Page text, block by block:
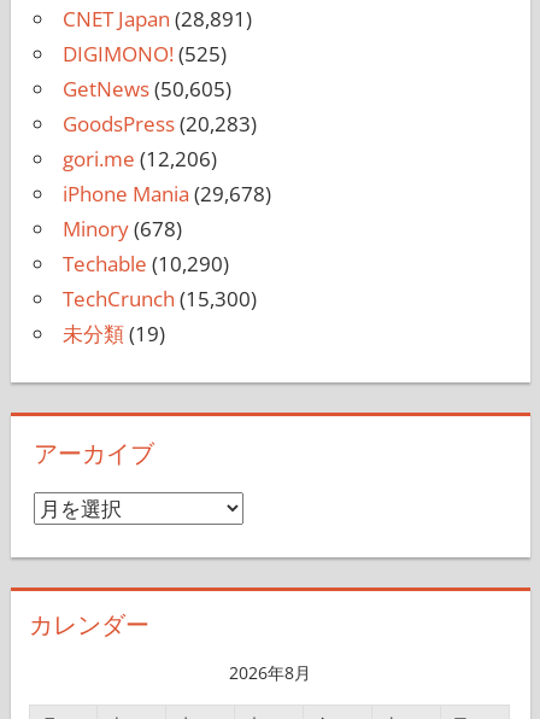
CNET Japan (28,891)
DIGIMONO!(525)
GetNews(50,605)
GoodsPress(20,283)
gori.me (12,206)
iPhone Mania (29,678)
Minory(678)
Techable (10,290)
TechCrunch (15,300)
未分類(19)
アーカイブ
ア
イ
カレンダー
2026年8月